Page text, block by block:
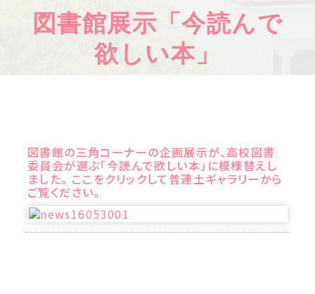
図書館展示「今読んで
欲しい本」
図書館の三角コーナーの企画展示が、高校図書
委員会が選ぶ「今読んで欲しい本」に模様替えし
ました。 ここをクリックして普連土ギャラリーから
ご覧ください。